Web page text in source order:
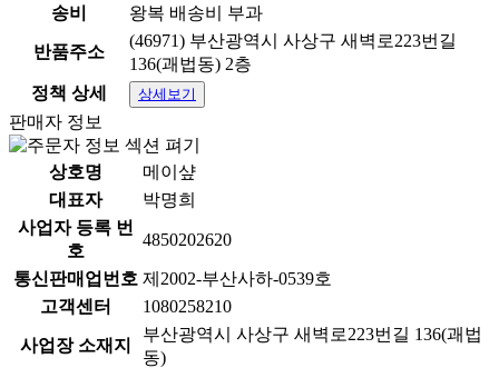
송비
왕복 배송비 부과
반품주소
(46971) 부산광역시 사상구 새벽로223번길
136(괘법동) 2층
정책 상세
상세보기
판매자 정보
상호명
메이샾
대표자
박명희
사업자 등록 번
호
4850202620
통신판매업번호 제2002-부산사하-0539호
고객센터
1080258210
사업장 소재지
부산광역시 사상구 새벽로223번길 136(괘법
동)